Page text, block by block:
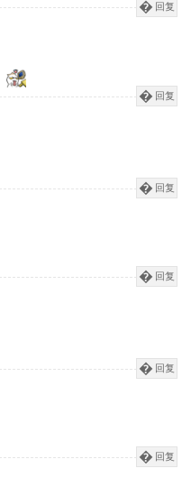
回复
回复
回复
回复
回复
回复